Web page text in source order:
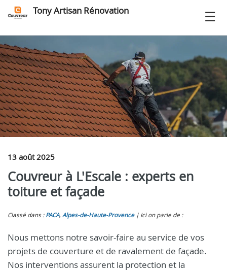
Tony Artisan Rénovation
13 août 2025
Couvreur à L'Escale : experts en
toiture et façade
Classé dans : PACA, Alpes-de-Haute-Provence Ici on parle de :
Nous mettons notre savoir-faire au service de vos
projets de couverture et de ravalement de façade.
Nos interventions assurent la protection et la